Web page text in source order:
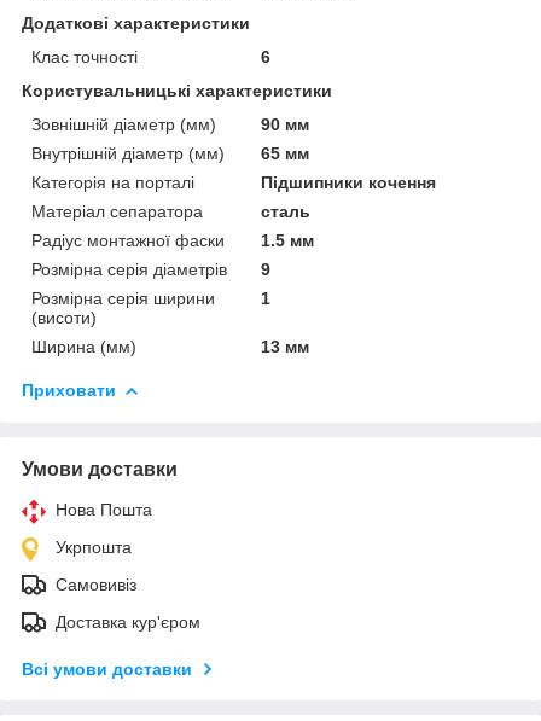
Додаткові характеристики
Клас точності
6
Користувальницькі характеристики
Зовнішній діаметр (мм)
90 мм
Внутрішній діаметр (мм)
65 мм
Категорія на порталі
Підшипники кочення
Матеріал сепаратора
сталь
Радіус монтажної фаски
1.5 мм
Розмірна серія діаметрів
9
Розмірна серія ширини
(висоти)
1
Ширина (мм) 13 мм
Приховати
Умови доставки
Нова Пошта
Укрпошта
Самовивіз
Доставка кур'єром
Всі умови доставки